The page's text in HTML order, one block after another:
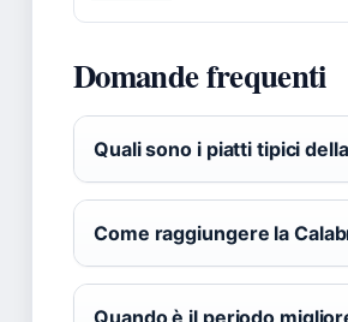
Domande frequenti
Quali sono i piatti tipici
Come raggiungere la
Quando è il periodo